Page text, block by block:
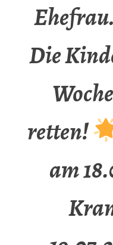
Die
retten!
am